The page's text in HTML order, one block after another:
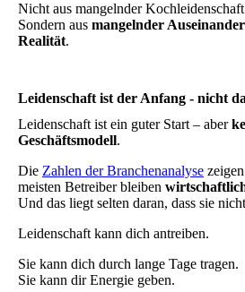
Nicht aus mangelnder
Sondern aus mangelnder
Realität.
Leidenschaft ist der Anfang - nicht
Leidenschaft ist ein guter Start – aber
Geschäftsmodell.
Die Zahlen der Branchenanalyse
meisten Betreiber bleiben
Und das liegt selten daran, dass sie
Leidenschaft kann dich antreiben.
Sie kann dich durch lange Tage tragen.
Sie kann dir Energie geben.